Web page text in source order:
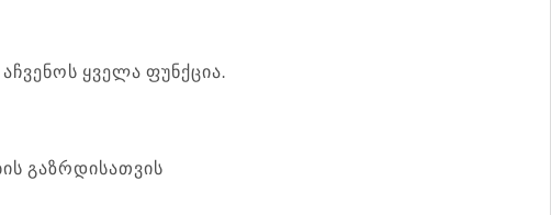
ყველა ფუნქცია.
გაზრდისათვის